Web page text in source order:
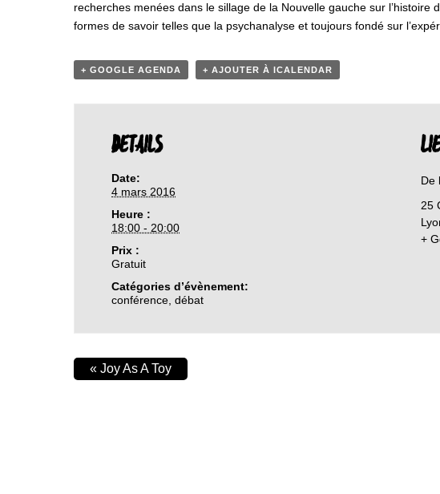
recherches menées dans le sillage de la Nouvelle gauche sur
formes de savoir telles que la psychanalyse et toujours fondé sur
+ GOOGLE AGENDA + AJOUTER À ICALENDAR
DETAILS
Date:
4 mars 2016
Heure :
18:00 - 20:00
Prix :
Gratuit
Catégories d’évènement:
conférence ,débat
De
25
+
« Joy As A Toy